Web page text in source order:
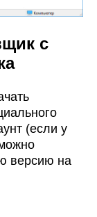
с
(если у
версию на